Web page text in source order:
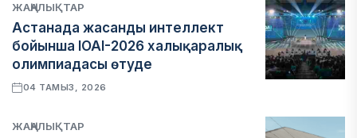
ЖАҢАЛЫҚТАР
Астанада жасанды интеллект
бойынша IOAI-2026 халықаралық
олимпиадасы өтуде
04 ТАМЫЗ, 2026
ЖАҢАЛЫҚТАР